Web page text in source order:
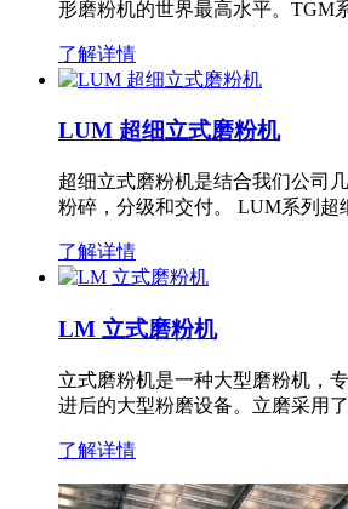
形磨粉机的世界最高水平。TGM
了解详情
LUM 超细立式磨粉机
超细立式磨粉机是结合我们公司
粉碎，分级和交付。 LUM系列
了解详情
LM 立式磨粉机
立式磨粉机是一种大型磨粉机，
进后的大型粉磨设备。立磨采用
了解详情